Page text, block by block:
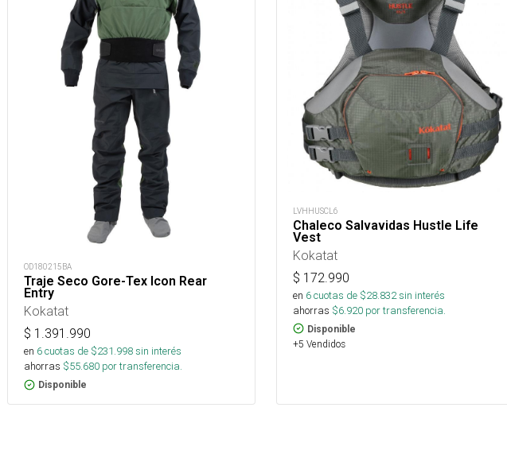
OD180215BA
Traje Seco Gore-Tex Icon Rear
Entry
Kokatat
$ 1.391.990
en 6cuotas de $231.998sin interés
ahorras $55.680 por transferencia.
Disponible
LVHHUSCL6
Chaleco Salvavidas Hustle Life
Vest
Kokatat
$ 172.990
en 6cuotas de $28.832sin interés
ahorras $6.920 por transferencia.
Disponible
+5 Vendidos